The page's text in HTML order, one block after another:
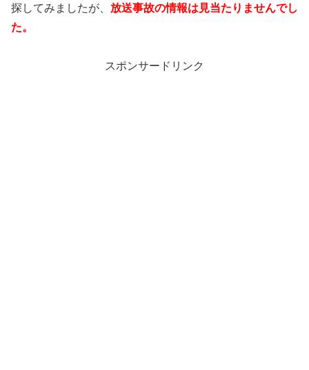
探してみましたが、 放送事故の情報は見当たりませんでし
た。
スポンサードリンク